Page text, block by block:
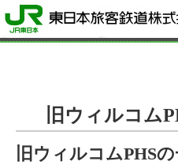
旧ウィルコム
旧ウィルコムPHS